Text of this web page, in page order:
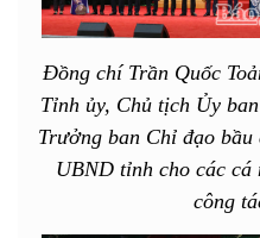
Đồng chí Trần Quốc
Tỉnh ủy, Chủ tịch Ủy
Trưởng ban Chỉ đạo
UBND tỉnh cho các cá
công